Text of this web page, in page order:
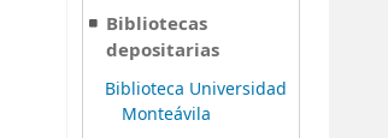
Bibliotecas
depositarias
Biblioteca Universidad
Monteávila